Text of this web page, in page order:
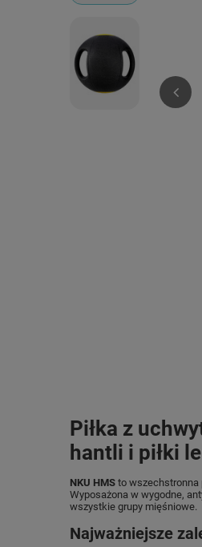
Piłka z
hantli i piłki
NKU HMS to wszechstronna
Wyposażona w wygodne,
wszystkie grupy mięśniowe.
Najważniejsze